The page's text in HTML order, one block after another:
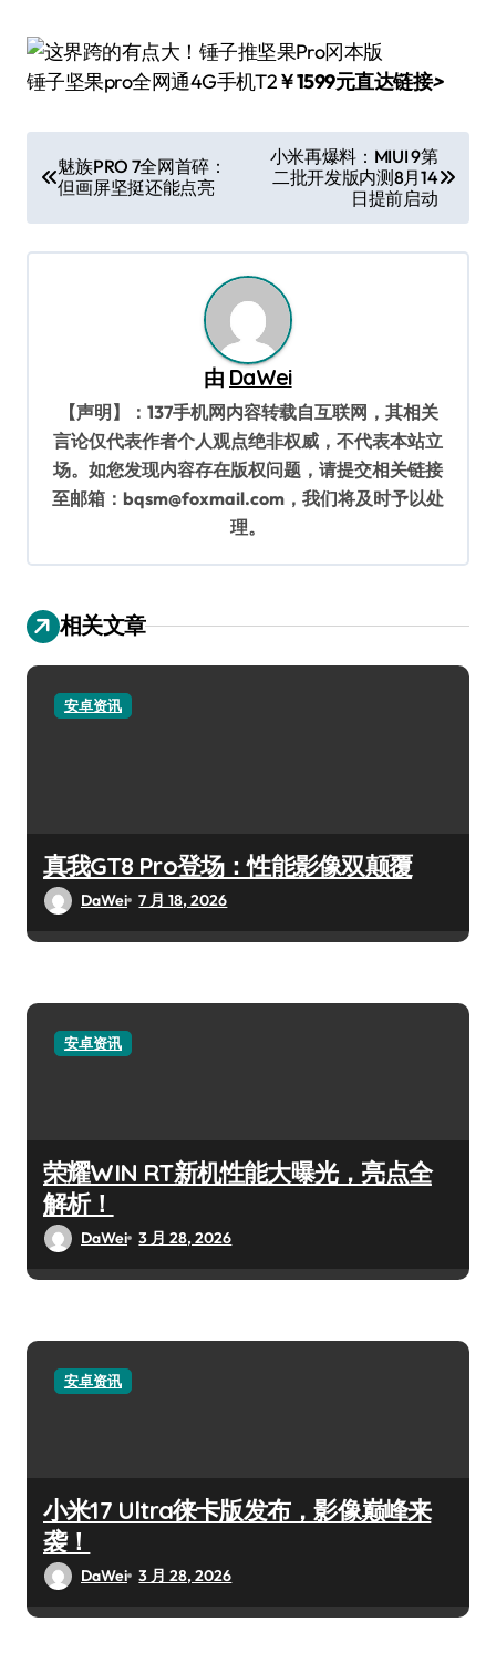
锤子坚果pro全网通4G手机T2￥1599元直达链接>
章
导
航
魅族PRO 7全网首碎：
但画屏坚挺还能点亮
小米再爆料：MIUI 9第
二批开发版内测8月14
日提前启动
由 DaWei
【声明】：137手机网内容转载自互联网，其相关
言论仅代表作者个人观点绝非权威，不代表本站立
场。如您发现内容存在版权问题，请提交相关链接
至邮箱：bqsm@foxmail.com，我们将及时予以处
理。
相关文章
安卓资讯
真我GT8 Pro登场：性能影像双颠覆
DaWei 7 月 18, 2026
安卓资讯
荣耀WIN RT新机性能大曝光，亮点全
解析！
DaWei 3 月 28, 2026
安卓资讯
小米17 Ultra徕卡版发布，影像巅峰来
袭！
DaWei 3 月 28, 2026